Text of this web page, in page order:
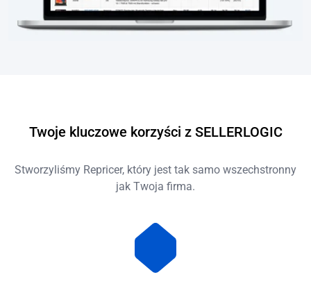
Twoje kluczowe korzyści z SELLERLOGIC
Stworzyliśmy Repricer, który jest tak samo wszechstronny
jak Twoja firma.